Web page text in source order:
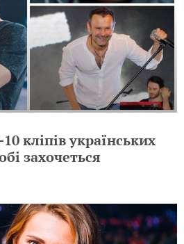
кліпів українських
захочеться